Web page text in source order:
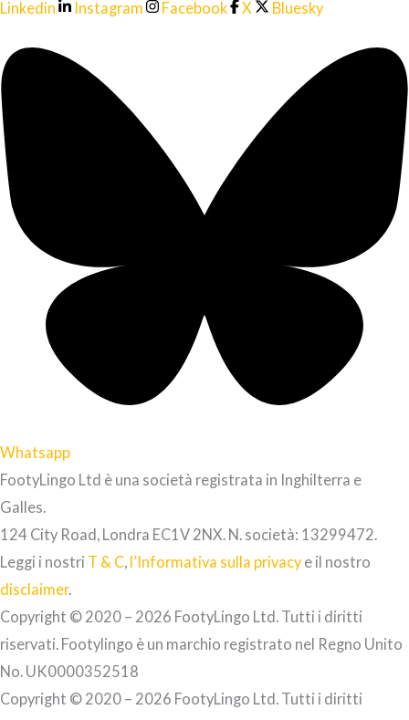
Linkedin
Instagram Facebook X Bluesky
Whatsapp
FootyLingo Ltd è una società registrata in Inghilterra e
Galles.
124 City Road, Londra EC1V 2NX. N. società: 13299472.
Leggi i nostri T & C, l’Informativa sulla privacy e il nostro
disclaimer.
Copyright © 2020 – 2026 FootyLingo Ltd. Tutti i diritti
riservati. Footylingo è un marchio registrato nel Regno Unito
No. UK0000352518
Copyright © 2020 – 2026 FootyLingo Ltd. Tutti i diritti